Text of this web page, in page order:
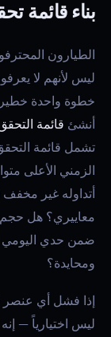
بناء قائمة
الطيارون
ليس لأنهم لا
خطوة واحدة
أنشئ قائمة
الزمني الأعلى
ضمن حدي اليومي
ومحايدة؟
إذا فشل أي عنصر
ليس اختيارياً —